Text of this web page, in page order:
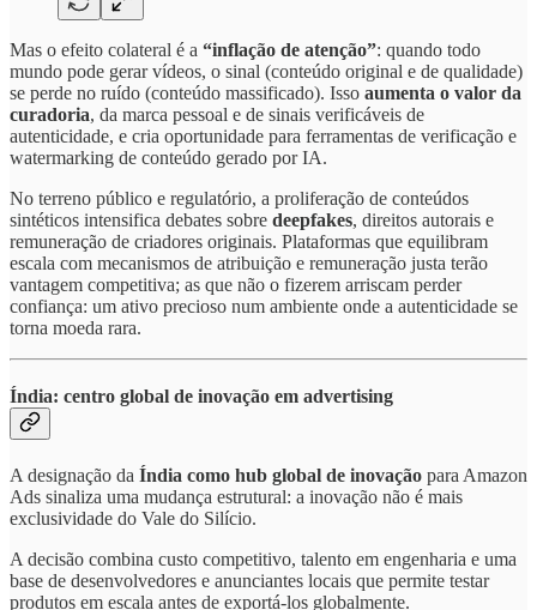
Mas o efeito colateral é a “inflação de atenção”: quando todo
mundo pode gerar vídeos, o sinal (conteúdo original e de qualidade)
se perde no ruído (conteúdo massificado). Isso aumenta o valor da
curadoria, da marca pessoal e de sinais verificáveis de
autenticidade, e cria oportunidade para ferramentas de verificação e
watermarking de conteúdo gerado por IA.
No terreno público e regulatório, a proliferação de conteúdos
sintéticos intensifica debates sobre deepfakes, direitos autorais e
remuneração de criadores originais. Plataformas que equilibram
escala com mecanismos de atribuição e remuneração justa terão
vantagem competitiva; as que não o fizerem arriscam perder
confiança: um ativo precioso num ambiente onde a autenticidade se
torna moeda rara.
Índia: centro global de inovação em advertising
A designação da Índia como hub global de inovação para Amazon
Ads sinaliza uma mudança estrutural: a inovação não é mais
exclusividade do Vale do Silício.
A decisão combina custo competitivo, talento em engenharia e uma
base de desenvolvedores e anunciantes locais que permite testar
produtos em escala antes de exportá-los globalmente.